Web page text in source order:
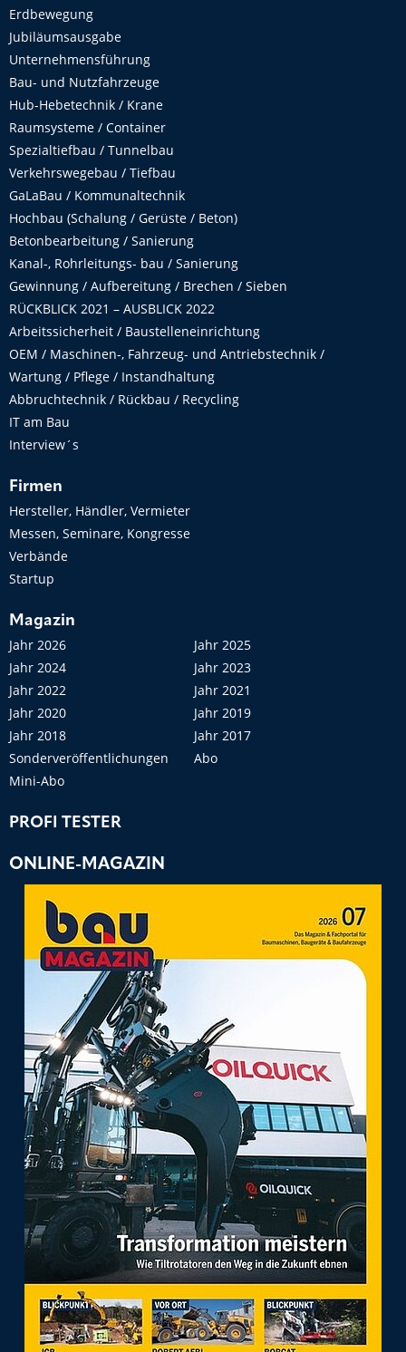
Erdbewegung
Jubiläumsausgabe
Unternehmensführung
Bau- und Nutzfahrzeuge
Hub-Hebetechnik / Krane
Raumsysteme / Container
Spezialtiefbau / Tunnelbau
Verkehrswegebau / Tiefbau
GaLaBau / Kommunaltechnik
Hochbau (Schalung / Gerüste / Beton)
Betonbearbeitung / Sanierung
Kanal-, Rohrleitungs- bau / Sanierung
Gewinnung / Aufbereitung / Brechen / Sieben
RÜCKBLICK 2021 – AUSBLICK 2022
Arbeitssicherheit / Baustelleneinrichtung
OEM / Maschinen-, Fahrzeug- und Antriebstechnik /
Wartung / Pflege / Instandhaltung
Abbruchtechnik / Rückbau / Recycling
IT am Bau
Interview´s
Firmen
Hersteller, Händler, Vermieter
Messen, Seminare, Kongresse
Verbände
Startup
Magazin
Jahr 2026
Jahr 2025
Jahr 2024
Jahr 2023
Jahr 2022
Jahr 2021
Jahr 2020
Jahr 2019
Jahr 2018
Jahr 2017
Sonderveröffentlichungen
Abo
Mini-Abo
PROFI TESTER
ONLINE-MAGAZIN